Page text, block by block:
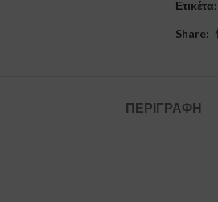
Ετικέτα:
Share:
ΠΕΡΙΓΡΑΦΉ